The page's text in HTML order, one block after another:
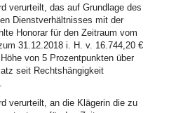
verurteilt, das auf Grundlage des
Dienstverhältnisses mit der
Honorar für den Zeitraum vom
31.12.2018 i. H. v. 16.744,20 €
von 5 Prozentpunkten über
seit Rechtshängigkeit
verurteilt, an die Klägerin die zu